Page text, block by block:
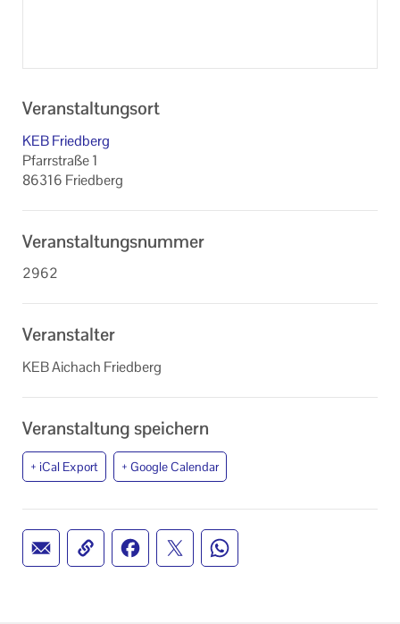
Veranstaltungsort
KEB Friedberg
Pfarrstraße 1
86316 Friedberg
Veranstaltungsnummer
2962
Veranstalter
KEB Aichach Friedberg
Veranstaltung speichern
+ iCal Export + Google Calendar